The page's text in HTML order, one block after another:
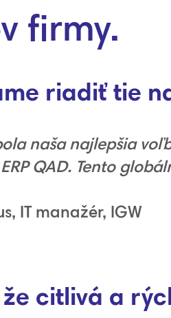
firmy.
riadiť tie
naša najlepšia
QAD. Tento
IT manažér, IGW
že citlivá a